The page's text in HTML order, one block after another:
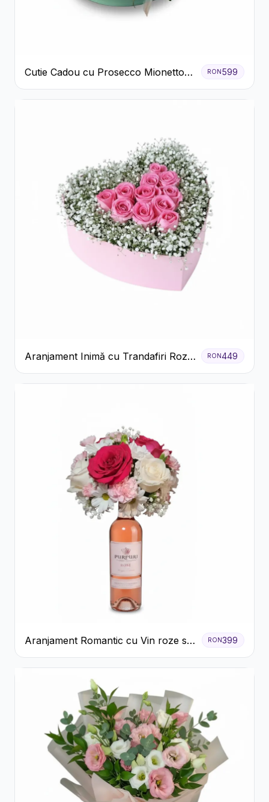
Cutie Cadou cu Prosecco Mionetto
Ferrero Rocher și Flori Pastelate
RON599
Aranjament Inimă cu Trandafiri Roz
și Gypsophila Albă
RON449
Aranjament Romantic cu Vin roze si
Flori pastel
RON399